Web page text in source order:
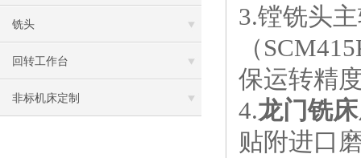
铣头
回转工作台
非标机床定制
3.镗铣头
（
保运转精
4.龙门铣床
贴附进口